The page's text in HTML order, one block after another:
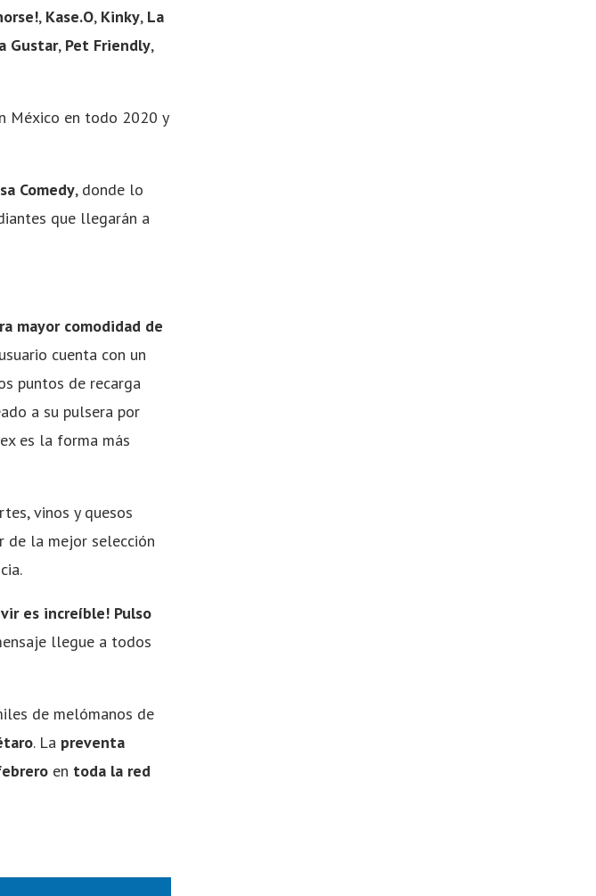
, Kase.O, Kinky, La
Gustar, Pet Friendly,
México en todo 2020 y
Comedy, donde lo
que llegarán a
mayor comodidad de
cuenta con un
puntos de recarga
a su pulsera por
es la forma más
vinos y quesos
de la mejor selección
es increíble! Pulso
llegue a todos
de melómanos de
. La preventa
en toda la red